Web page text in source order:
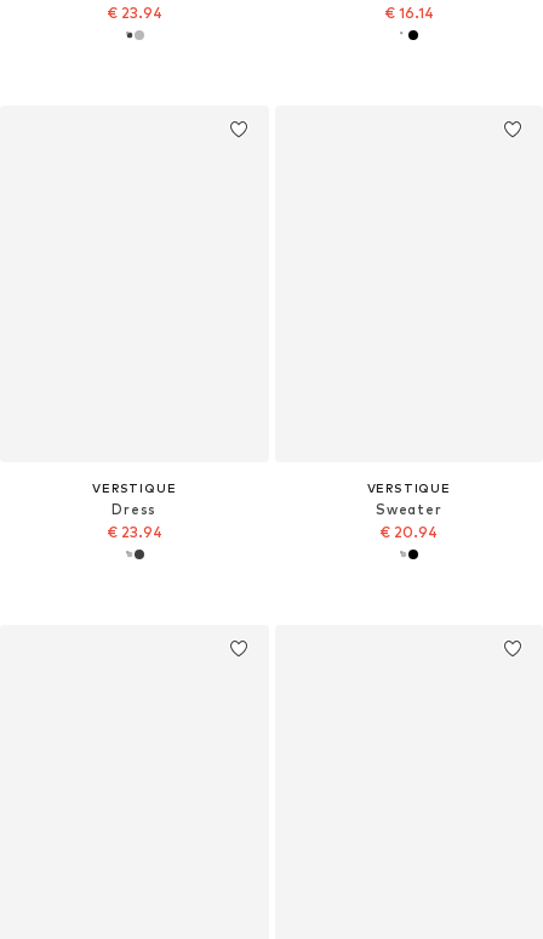
€ 23.94 € 16.14
VERSTIQUE
Dress
€ 23.94
VERSTIQUE
Sweater
€ 20.94